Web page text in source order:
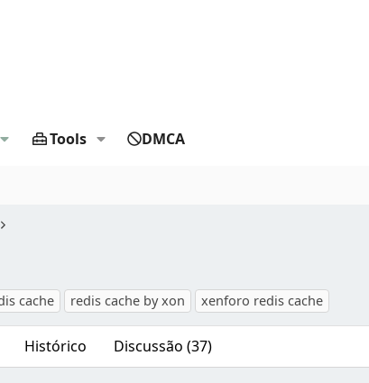
Tools DMCA
cache redis cache by xon xenforo redis cache
Histórico Discussão (37)